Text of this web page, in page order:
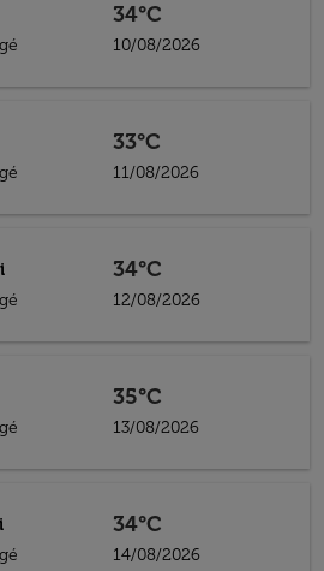
34°C
10/08/2026
33°C
11/08/2026
34°C
12/08/2026
35°C
13/08/2026
34°C
14/08/2026